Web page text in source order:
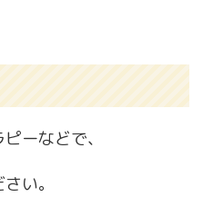
ーなどで、
い。